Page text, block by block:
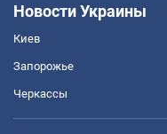
Новости Украины
Киев
Запорожье
Черкассы